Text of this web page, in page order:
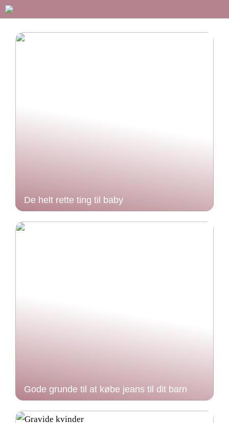
De helt rette ting til baby
Gode grunde til at købe jeans til dit barn